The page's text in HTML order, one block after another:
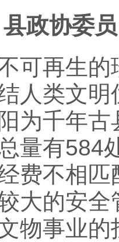
协委员
再生的
人类文
为千年
量有584
费不相
大的安
物事业